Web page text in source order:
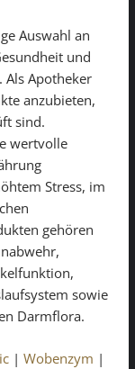
Auswahl an
und
Apotheker
anzubieten,
sind.
wertvolle
Stress, im
gehören
sowie
Darmflora.
| Wobenzym |